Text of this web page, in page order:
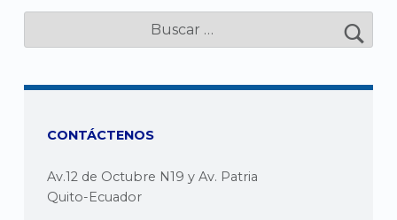
o
t
h
CONTÁCTENOS
Av.12 de Octubre N19 y Av. Patria
Quito-Ecuador